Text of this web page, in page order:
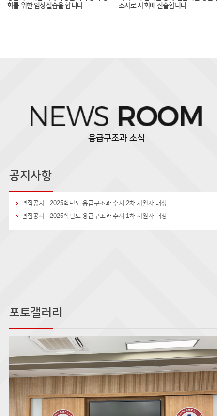
화를 위한 임상실습을 합니다.
조사로 사회에 진출합니다.
응급구조과 소식
면접공지 - 2025학년도 응급구조과 수시 2차 지원자 대상
면접공지 - 2025학년도 응급구조과 수시 1차 지원자 대상